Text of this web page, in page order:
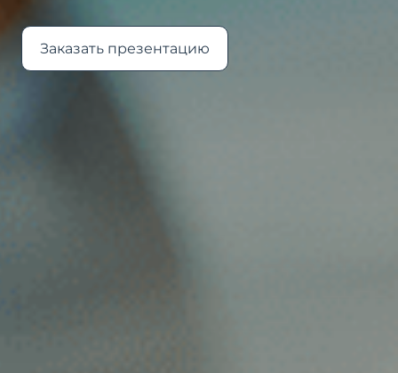
Заказать презентацию